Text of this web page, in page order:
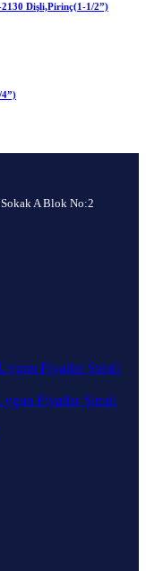
Dişli,Pirinç(1-1/2”)
4”)
A Blok No:2
Fiyatlar Şimdi
Fiyatlar Şimdi